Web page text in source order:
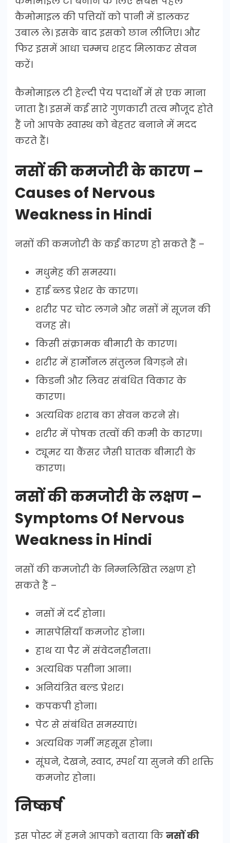
कैमोमाइल की पत्तियों को पानी में डालकर
उबाल ले। इसके बाद इसको छान लीजिए। और
फिर इसमें आधा चम्मच शहद मिलाकर सेवन
करें।
कैमोमाइल टी हेल्दी पेय पदार्थों में से एक माना
जाता है। इसमें कई सारे गुणकारी तत्व मौजूद होते
हैं जो आपके स्वास्थ को बेहतर बनाने में मदद
करते हैं।
नसों की कमजोरी के कारण –
Causes of Nervous
Weakness in Hindi
नसों की कमजोरी के कई कारण हो सकते हैं –
मधुमेह की समस्या।
हाई ब्लड प्रेशर के कारण।
शरीर पर चोट लगने और नसों में सूजन की
वजह से।
किसी संक्रामक बीमारी के कारण।
शरीर में हार्मोनल संतुलन बिगड़ने से।
किडनी और लिवर संबंधित विकार के
कारण।
अत्यधिक शराब का सेवन करने से।
शरीर में पोषक तत्वों की कमी के कारण।
ट्यूमर या कैंसर जैसी घातक बीमारी के
कारण।
नसों की कमजोरी के लक्षण –
Symptoms Of Nervous
Weakness in Hindi
नसों की कमजोरी के निम्नलिखित लक्षण हो
सकते हैं –
नसों में दर्द होना।
मासपेसियाँ कमजोर होना।
हाथ या पैर में संवेदनहीनता।
अत्यधिक पसीना आना।
अनियंत्रित बल्ड प्रेशर।
कपकपी होना।
पेट से संबंधित समस्याएं।
अत्यधिक गर्मी महसूस होना।
सूंघने, देखने, स्वाद, स्पर्श या सुनने की शक्ति
कमजोर होना।
निष्कर्ष
इस पोस्ट में हमने आपको बताया कि नसों की